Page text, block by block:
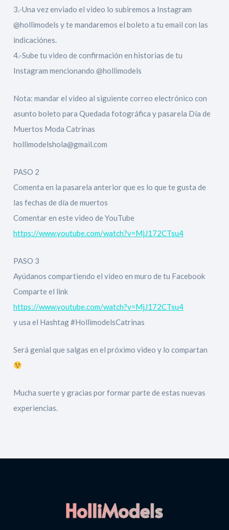
3.-Una vez enviado el video lo subiremos a Instagram
@hollimodels y te mandaremos el boleto a tu email con las
indicaciónes.
4.-Sube tu video de confirmación en historias de tu
Instagram mencionando @hollimodels
Nota: mandar el video al siguiente correo electrónico con
asunto boleto para Quedada fotográfica y pasarela Día de
Muertos Moda Catrinas
hollimodelshola@gmail.com
PASO 2
Comenta en la pasarela anterior que es lo que te gusta de
las fechas de día de muertos
Comentar en este video de YouTube
https://www.youtube.com/watch?v=MjJ172CTsu4
PASO 3
Ayúdanos compartiendo el video en muro de tu Facebook
Comparte el link
https://www.youtube.com/watch?v=MjJ172CTsu4
y usa el Hashtag #HollimodelsCatrinas
Será genial que salgas en el próximo video y lo compartan
Mucha suerte y gracias por formar parte de estas nuevas
experiencias.